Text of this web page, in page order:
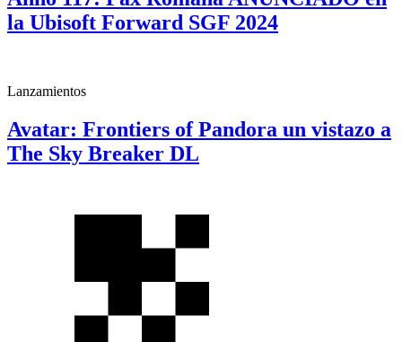
la Ubisoft Forward SGF 2024
Lanzamientos
Avatar: Frontiers of Pandora un vistazo a
The Sky Breaker DL